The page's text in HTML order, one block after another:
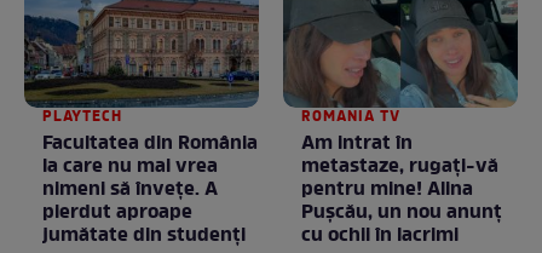
PLAYTECH
Facultatea din România
la care nu mai vrea
nimeni să înveţe. A
pierdut aproape
jumătate din studenţi
ROMANIA TV
Am intrat în
metastaze, rugaţi-vă
pentru mine! Alina
Puşcău, un nou anunţ
cu ochii în lacrimi